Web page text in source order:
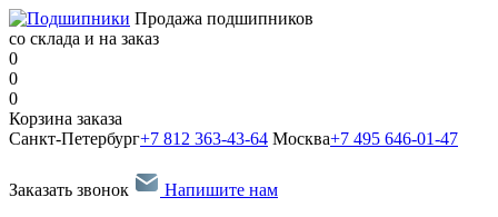
Продажа подшипников
со склада и на заказ
0
0
0
Корзина заказа
Санкт-Петербург+7 812 363-43-64 Москва+7 495 646-01-47
Заказать звонок
Напишите нам